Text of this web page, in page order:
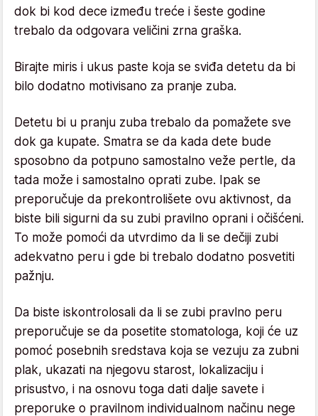
dok bi kod dece između treće i šeste godine
trebalo da odgovara veličini zrna graška.
Birajte miris i ukus paste koja se sviđa detetu da bi
bilo dodatno motivisano za pranje zuba.
Detetu bi u pranju zuba trebalo da pomažete sve
dok ga kupate. Smatra se da kada dete bude
sposobno da potpuno samostalno veže pertle, da
tada može i samostalno oprati zube. Ipak se
preporučuje da prekontrolišete ovu aktivnost, da
biste bili sigurni da su zubi pravilno oprani i očišćeni.
To može pomoći da utvrdimo da li se dečiji zubi
adekvatno peru i gde bi trebalo dodatno posvetiti
pažnju.
Da biste iskontrolosali da li se zubi pravlno peru
preporučuje se da posetite stomatologa, koji će uz
pomoć posebnih sredstava koja se vezuju za zubni
plak, ukazati na njegovu starost, lokalizaciju i
prisustvo, i na osnovu toga dati dalje savete i
preporuke o pravilnom individualnom načinu nege